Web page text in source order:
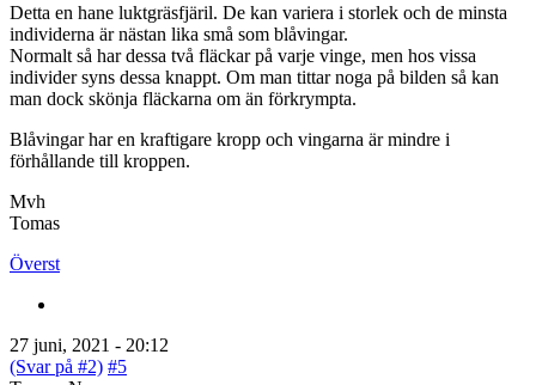
Detta en hane luktgräsfjäril. De kan variera i storlek och de minsta
individerna är nästan lika små som blåvingar.
Normalt så har dessa två fläckar på varje vinge, men hos vissa
individer syns dessa knappt. Om man tittar noga på bilden så kan
man dock skönja fläckarna om än förkrympta.
Blåvingar har en kraftigare kropp och vingarna är mindre i
förhållande till kroppen.
Mvh
Tomas
Överst
27 juni, 2021 - 20:12
(Svar på #2) #5